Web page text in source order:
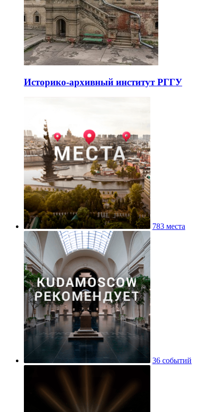
Историко-архивный институт РГГУ
783 места
36 событий